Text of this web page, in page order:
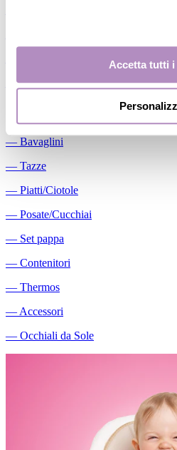
Accetta tutti i
Conservalatte Materno
―Massaggiagengive
― Bavaglini
― Tazze
― Piatti/Ciotole
― Posate/Cucchiai
― Set pappa
― Contenitori
― Thermos
― Accessori
― Occhiali da Sole